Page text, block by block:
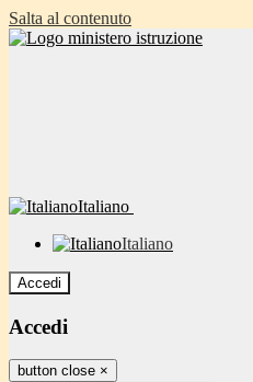
Salta al contenuto
Italiano
Italiano
Accedi
Accedi
button close ×